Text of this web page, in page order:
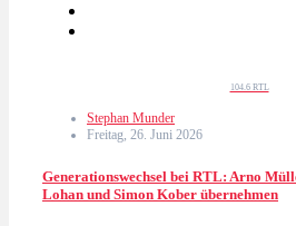
104.6 RTL
Stephan Munder
Freitag, 26. Juni 2026
Generationswechsel bei RTL: Arno
Lohan und Simon Kober übernehmen